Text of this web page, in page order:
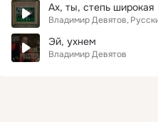
Ах, ты, степь широкая
Владимир Девятов
Эй, ухнем
Владимир Девятов